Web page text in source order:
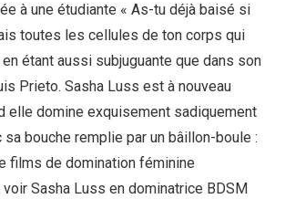
à une étudiante « As-tu déjà baisé si
toutes les cellules de ton corps qui
étant aussi subjuguante que dans son
Prieto. Sasha Luss est à nouveau
elle domine exquisement sadiquement
bouche remplie par un bâillon-boule :
films de domination féminine
Sasha Luss en dominatrice BDSM